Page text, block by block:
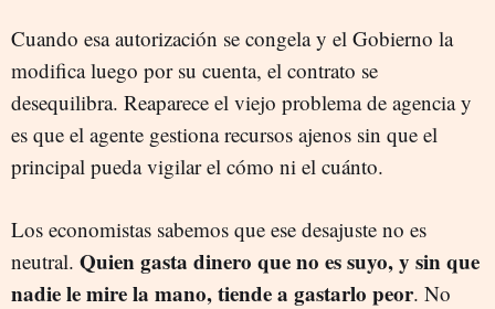
Cuando esa autorización se congela y el Gobierno la
modifica luego por su cuenta, el contrato se
desequilibra. Reaparece el viejo problema de agencia y
es que el agente gestiona recursos ajenos sin que el
principal pueda vigilar el cómo ni el cuánto.
Los economistas sabemos que ese desajuste no es
neutral. Quien gasta dinero que no es suyo, y sin que
nadie le mire la mano, tiende a gastarlo peor. No